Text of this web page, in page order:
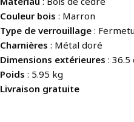
Couleur bois : Marron
Type de verrouillage :
Charnières : Métal doré
Dimensions extérieures : 36.5
Poids : 5.95 kg
Livraison gratuite